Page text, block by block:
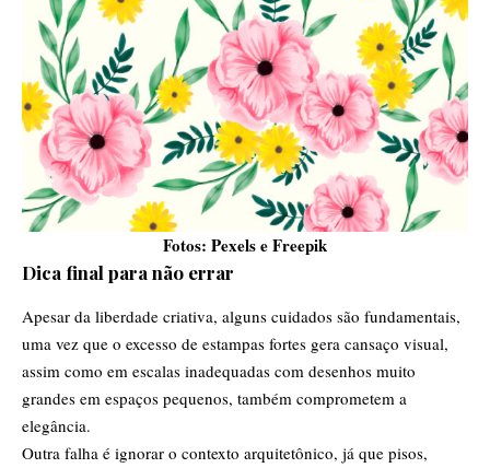
Fotos: Pexels e Freepik
Dica final para não errar
Apesar da liberdade criativa, alguns cuidados são fundamentais,
uma vez que o excesso de estampas fortes gera cansaço visual,
assim como em escalas inadequadas com desenhos muito
grandes em espaços pequenos, também comprometem a
elegância.
Outra falha é ignorar o contexto arquitetônico, já que pisos,